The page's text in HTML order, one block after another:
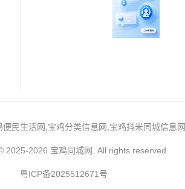
便民生活网,宝鸡分类信息网,宝鸡抖米同城信息网
2025-2026 宝鸡同城网 All rights reserved.
粤ICP备2025512671号